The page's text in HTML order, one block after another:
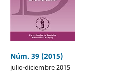
Núm. 39 (2015)
julio-diciembre 2015